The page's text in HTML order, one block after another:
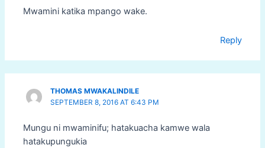
Mwamini katika mpango wake.
Reply
THOMAS MWAKALINDILE
SEPTEMBER 8, 2016 AT 6:43 PM
Mungu ni mwaminifu; hatakuacha kamwe wala
hatakupungukia